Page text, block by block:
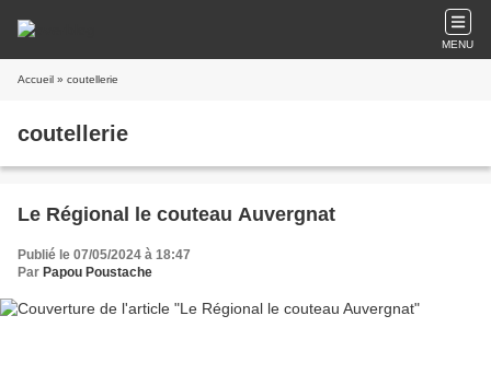
MENU
Accueil » coutellerie
coutellerie
Le Régional le couteau Auvergnat
Publié le 07/05/2024 à 18:47
Par Papou Poustache